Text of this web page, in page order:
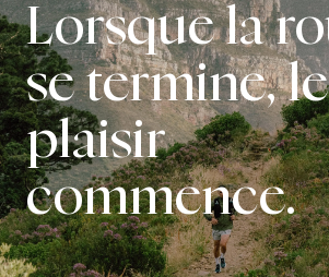
Lorsque la
se termine, le
plaisir
commence.